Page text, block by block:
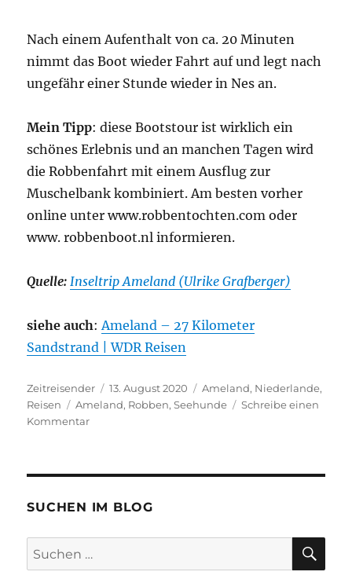
Nach einem Aufenthalt von ca. 20 Minuten
nimmt das Boot wieder Fahrt auf und legt nach
ungefähr einer Stunde wieder in Nes an.
Mein Tipp: diese Bootstour ist wirklich ein
schönes Erlebnis und an manchen Tagen wird
die Robbenfahrt mit einem Ausflug zur
Muschelbank kombiniert. Am besten vorher
online unter www.robbentochten.com oder
www. robbenboot.nl informieren.
Quelle: Inseltrip Ameland (Ulrike Grafberger)
siehe auch:Ameland – 27 Kilometer
Sandstrand | WDR Reisen
Autor
Zeitreisender
Veröffentlicht
am
13. August 2020 Kategorien
Ameland, Niederlande,
Reisen
Schlagwörter
Ameland, Robben,Seehunde
Schreibe einen
Kommentarzu
#3:
zu
Robbenbänken
SUCHEN IM BLOG
Suchen
nach: